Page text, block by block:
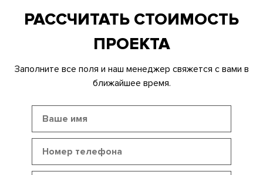
РАССЧИТАТЬ СТОИМОСТЬ
ПРОЕКТА
Заполните все поля и наш менеджер свяжется с вами в
ближайшее время.